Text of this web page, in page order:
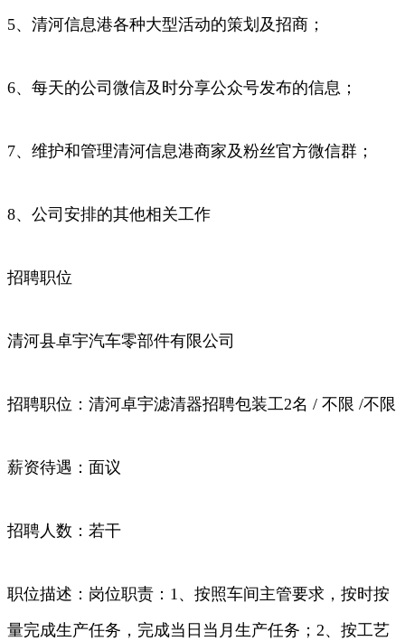
5、清河信息港各种大型活动的策划及招商；
6、每天的公司微信及时分享公众号发布的信息；
7、维护和管理清河信息港商家及粉丝官方微信群；
8、公司安排的其他相关工作
招聘职位
清河县卓宇汽车零部件有限公司
招聘职位：清河卓宇滤清器招聘包装工2名 / 不限 /不限
薪资待遇：面议
招聘人数：若干
职位描述：岗位职责：1、按照车间主管要求，按时按
量完成生产任务，完成当日当月生产任务；2、按工艺